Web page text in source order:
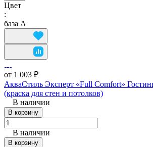
Цвет
:
база А
от 1 003 ₽
АкваСтиль Эксперт «Full Comfort»
(краска для стен и потолков)
В наличии
В корзину
В наличии
В корзину